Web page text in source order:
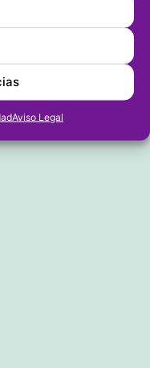
Aviso Legal